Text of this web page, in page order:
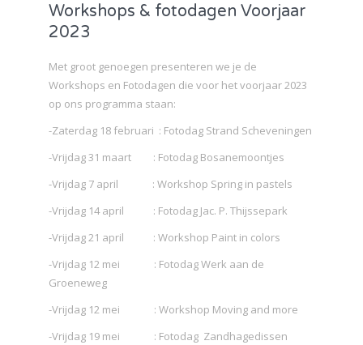
Workshops & fotodagen Voorjaar
2023
Met groot genoegen presenteren we je de
Workshops en Fotodagen die voor het voorjaar 2023
op ons programma staan:
-Zaterdag 18 februari : Fotodag Strand Scheveningen
-Vrijdag 31 maart : Fotodag Bosanemoontjes
-Vrijdag 7 april : Workshop Spring in pastels
-Vrijdag 14 april : Fotodag Jac. P. Thijssepark
-Vrijdag 21 april : Workshop Paint in colors
-Vrijdag 12 mei : Fotodag Werk aan de
Groeneweg
-Vrijdag 12 mei : Workshop Moving and more
-Vrijdag 19 mei : Fotodag Zandhagedissen